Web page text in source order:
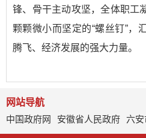
锋、骨干主动攻坚，全体职工
颗颗微小而坚定的“螺丝钉”，
腾飞、经济发展的强大力量。
网站导航
中国政府网
安徽省人民政府 六